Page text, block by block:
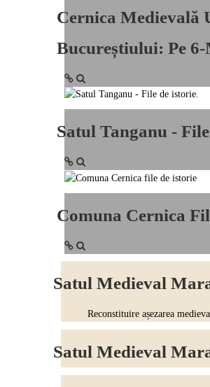
Cernica Medievală
Bucureștiului: Pe
Satul Tanganu -
Comuna Cernica
Satul Medieval
Reconstituire așezarea medievală
Satul Medieval